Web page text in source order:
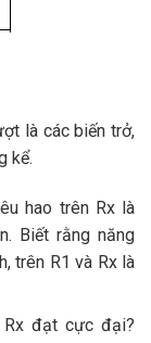
là các biến trở,
kể.
hao trên Rx là
Biết rằng năng
trên R1 và Rx là
đạt cực đại?